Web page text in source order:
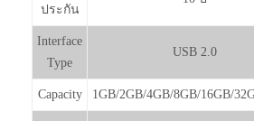
ประกัน
Interface
Type
USB 2.0
Capacity 1GB/2GB/4GB/8GB/16GB/